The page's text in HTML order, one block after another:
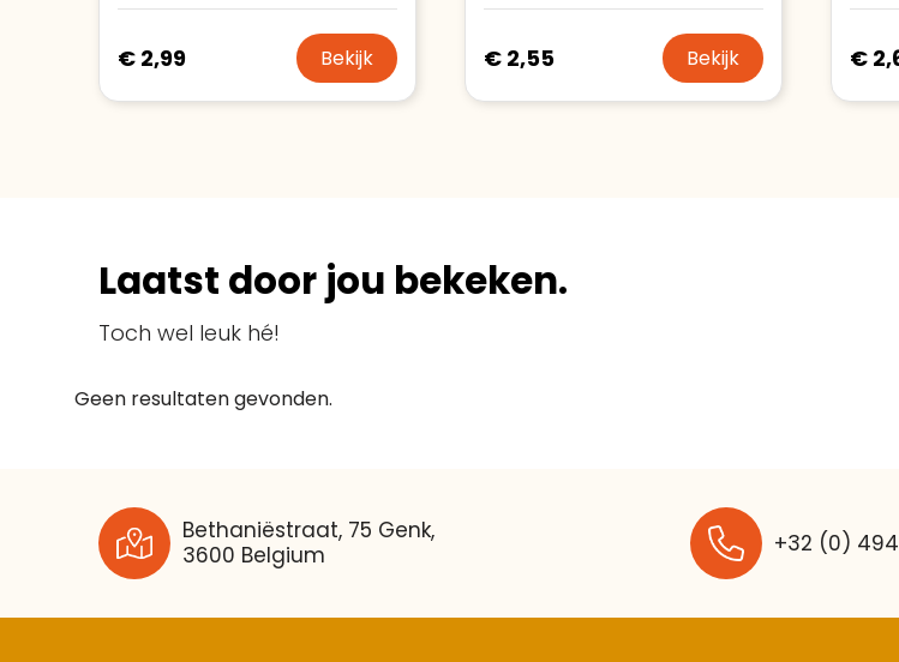
€ 2,99 Bekijk € 2,55 Bekijk €
Laatst door jou bekeken.
Toch wel leuk hé!
Geen resultaten gevonden.
Bethaniëstraat, 75 Genk,
3600 Belgium
+32 (0) 494